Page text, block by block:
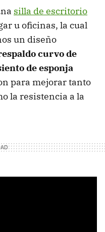
silla de escritorio
u oficinas, la cual
un diseño
curvo de
de esponja
para mejorar tanto
la resistencia a la